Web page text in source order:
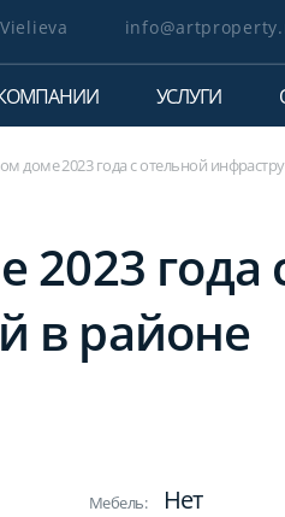
УСЛУГИ
доме 2023 года с отельной
2023 года
в районе
Мебель: Нет